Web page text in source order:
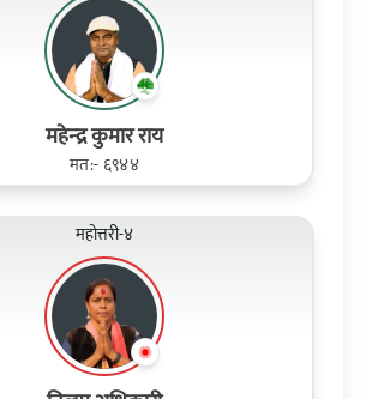
महेन्‍द्र कुमार राय
मत:- ६९४४
महोत्तरी-४